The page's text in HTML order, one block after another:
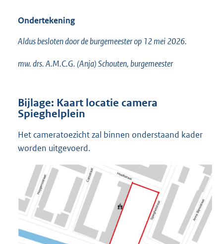
Ondertekening
Aldus besloten door de burgemeester op 12 mei 2026.
mw. drs. A.M.C.G. (Anja) Schouten, burgemeester
Bijlage: Kaart locatie camera
Spieghelplein
Het cameratoezicht zal binnen onderstaand kader
worden uitgevoerd.